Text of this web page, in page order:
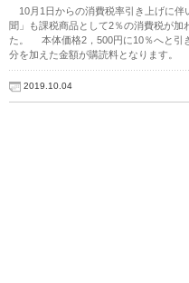
10月1日からの消費税率引き上げに伴
聞」も課税商品として2％の消費税が加
た。 本体価格2，500円に10％へと引
分を加えた金額が購読料となります。
2019.10.04